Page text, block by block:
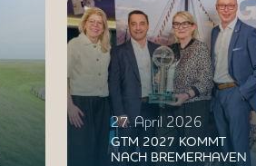
27. April 2026
GTM 2027 KOMMT
NACH BREMERHAVEN